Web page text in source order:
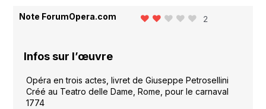
Note ForumOpera.com 2
Infos sur l’œuvre
Opéra en trois actes, livret de Giuseppe Petrosellini
Créé au Teatro delle Dame, Rome, pour le carnaval
1774